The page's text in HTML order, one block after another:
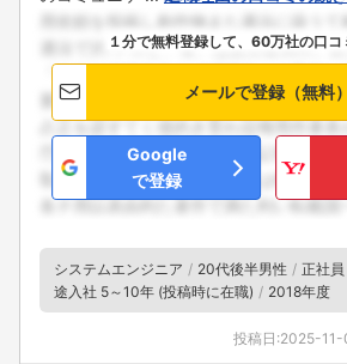
１分で無料登録して、60万社の口コ
メールで登録（無料）
Google
で登録
システムエンジニア 20代後半男性 正社員
途入社 5～10年 (投稿時に在職)
2018年度
投稿日:2025-11-